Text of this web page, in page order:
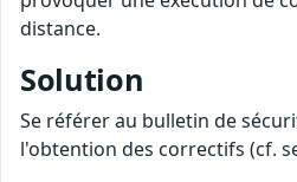
distance.
Solution
Se référer au bulletin de
l'obtention des correctifs (cf.